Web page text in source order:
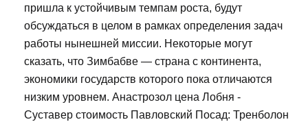
пришла к устойчивым темпам роста, будут
обсуждаться в целом в рамках определения задач
работы нынешней миссии. Некоторые могут
сказать, что Зимбабве — страна с континента,
экономики государств которого пока отличаются
низким уровнем. Анастрозол цена Лобня -
Суставер стоимость Павловский Посад: Тренболон